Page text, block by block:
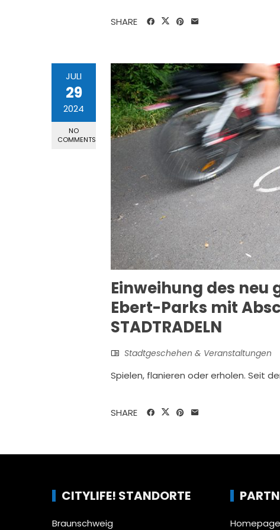
SHARE
JULI
29
2024
NO
COMMENTS
Einweihung des
Ebert-Parks mit
STADTRADELN
Stadtgeschehen & Veranstaltungen
Spielen, flanieren oder erholen. Seit
SHARE
CITYLIFE! STANDORTE
Braunschweig